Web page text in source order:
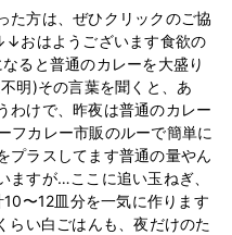
た方は、ぜひクリックのご協
おはようございます食欲の
ると普通のカレーを大盛り
明)その言葉を聞くと、あ
わけで、昨夜は普通のカレー
カレー市販のルーで簡単に
プラスしてます普通の量やん
ますが…ここに追い玉ねぎ、
〜12皿分を一気に作ります
らい白ごはんも、夜だけのた